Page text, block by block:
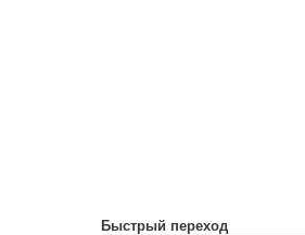
Быстрый переход